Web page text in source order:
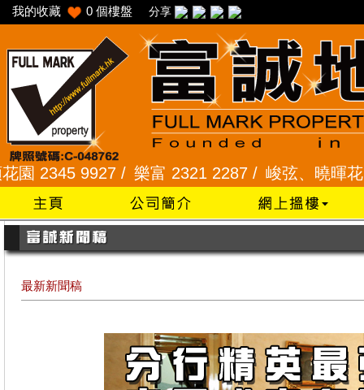
我的收藏 0 個樓盤 分享
9927 /樂富 2321 2287 /峻弦、曉暉花園
最新新聞稿